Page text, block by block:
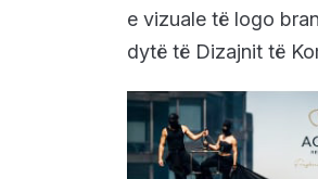
e vizuale të logo
dytë të Dizajnit të